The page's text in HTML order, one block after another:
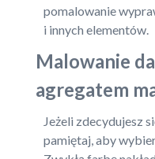
pomalowanie
i innych elementów.
Malowanie
agregatem
Jeżeli zdecydujesz
pamiętaj, aby